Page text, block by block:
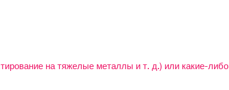
на тяжелые металлы и т. д.) или какие-либо